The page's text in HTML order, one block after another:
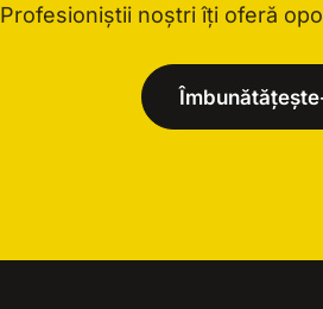
Profesioniștii noștri îți oferă